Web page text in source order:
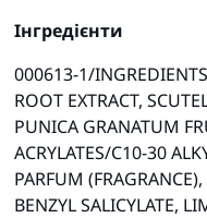
Інгредієнти
000613-1/
ROOT EXTRACT,
PUNICA GRANATUM
ACRYLATES/C10-30
PARFUM
BENZYL SALICYLATE,